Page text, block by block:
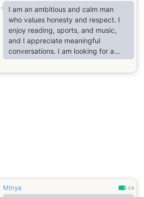
I am an ambitious and calm man
who values honesty and respect. I
enjoy reading, sports, and music,
and I appreciate meaningful
conversations. I am looking for a
mature and elegant lady to share
good moments and build a genuine
Minya 0.8